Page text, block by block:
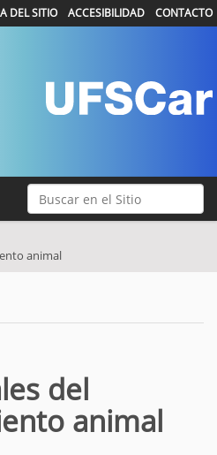
Avanzada…
DEL SITIO ACCESIBILIDAD CONTACTO
animal
del
animal